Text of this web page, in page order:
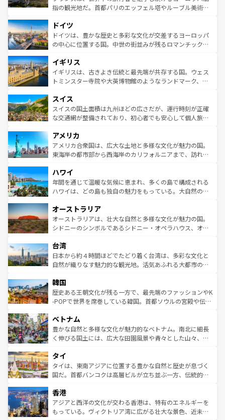
アートに溢れた街角から、地方では古代ローマ遺跡や中世
せる。地方によって風土や気候が異なるスペインはその個
性で訪れる人を魅了する。 なお、新着のスペイン情報は コ
ンテンツ一覧を参照してほしい。
指の観光地だ。首都パリのエッフェル塔やルーブル美術館
で、幅広い魅力が詰まっている。華麗な宮殿、歴史的な大
聖堂、美しいビーチ、そして豊かな自然が、訪れる者を心
から魅了する。また、フランスは美食の国としても知ら
いる。シャンパンの発祥地であるランス、プロヴァンスの
香り高いラベンダー畑など、多彩な楽しみ方が可能だ。さ
らに、パリ以外の地域にも魅力が溢れており、どの街角に
れる地方に足を運ぶとそれぞれで全く異なる文化を体験で
きるだろう。 なお、新着のフランス情報はコンテンツ一覧
を参照してほしい。
ドイツ
ドイツは、豊かな歴史と多彩な文化が交差するヨーロッパ
の中心に位置する国。中世の街並みが残るロマンチック街
顔を持つこの国は、どこを歩いても飽きることがない。ベ
ルリンの文化的活気、バイエルン州のアルプスの絶景、そ
してライン川沿いのワイン畑といった風景は必見。ビール
は、お酒好きな人にはぜひ体験してほしい。 なお、新着の
ドイツ情報はコンテンツ一覧を参照してほしい。
イギリス
イギリスは、古きよき伝統と最先端が共存する国。ウェス
トミンスター寺院や大英博物館のようなランドマーク、歴
リアごとに異なる魅力がある。また、優雅なアフタヌーン
ティー、ビール好きにはたまらない英国パブ、サッカー観
戦など、本場だからこそできる体験も豊富。イギリスを旅
ンツ一覧を参照してほしい。
スイス
スイスの国土面積は九州ほどの広さだが、運行時刻が正確
な交通網が整備されており、初心者でも安心して個人旅行
の建物がそのまま残る町や、スイスならではのユニークな
博物館もあり、アルプス観光だけでなく町歩きも満喫する
ことができる。国民の所得が高いため物価も高いが、旅行
ば市内交通費無料で観光を楽しむこともできる。 なお、新
着のスイス情報はコンテンツ一覧 を参照してほしい。
アメリカ
アメリカ合衆国は、広大な土地と多様な文化が魅力の国。
東海岸の都市部から西海岸のカリフォルニアまで、訪れる
のような巨大都市は、観光、ショッピング、エンターテイ
ンメントが詰まった刺激的なスポットだ。一方、アメリカ
西部には大自然が広がり、グランドキャニオンやイエロー
部のニューオーリンズでは、音楽と美食が融合した独特の
文化が魅力。旅行者はアメリカの各地域で異なる魅力を楽
しみながら、その多様性と豊かな歴史を感じることができ
ならではの贅沢な旅のスタイルだ。 なお、新着のアメリカ
情報はコンテンツ一覧を参照してほしい。
ハワイ
年間を通じて温暖な気候に恵まれ、多くの島で構成される
ハワイは、どの島も独自の魅力をもっている。大自然の神
ワイ島は見逃せない。また、定番の観光地といえばオアフ
島だが、静かな自然を求めるならマウイ島やカウアイ島が
おすすめ。エメラルドグリーンに輝く海をはじめ、豊かな
れるおもてなしの心で訪れる人々を迎えてくれるハワイの
人々、おいしいローカルフードやハワイアンミュージッ
ク、伝統的なフラダンスなど、すべてがハワイの魅力を彩
ワイを、存分に味わってほしい。 なお、新着のハワイ情報
はコンテンツ一覧を参照してほしい。
オーストラリア
オーストラリアは、壮大な自然と多様な文化が魅力の国。
シドニーのシンボルであるシドニー・オペラハウス、オー
リアリーフや大陸中央部にそびえるウルル（エアーズロッ
ク）、タスマニアの美しい原生林やケアンズの熱帯雨林な
ど、見どころがたくさん。また、カフェやワイン、オージ
いる。アクティビティも充実しており、サーフィンやダイ
ビング、ハイキングなど、アウトドア好きにはたまらな
い。オーストラリアの多彩な魅力を存分に味わいつくそ
参照してほしい。
台湾
日本から約４時間ほどでたどり着く台湾は、多彩な文化と
自然が織りなす魅力的な観光地。活気あふれる大都市の台
ン）、静ひつな山岳地帯である台湾東部など、都市の喧騒
と山間の静けさが共存しており、訪れる人に新しい発見と
驚きをもたらしてくれる。また、奥深い台湾の食文化も魅
容にもいいと評判のスイーツなど、バラエティ豊かな料理
が味わえる。 なお、新着の台湾情報は コンテンツ一覧を参
照してほしい。
韓国
歴史ある王朝文化が残る一方で、最先端のファッションやK
-POPで世界を席巻している韓国。首都ソウルの宮殿や伝統
き、地方に足を延ばせば四季折々の自然美を楽しむことが
できる。そして、キムチや焼肉、絶品のストリートフード
まで、さまざまな韓国料理が待っている。夜には、韓国な
リティに包まれながら、韓国の多彩な魅力を心ゆくまで味
わってみてほしい。 なお、新着の韓国情報はコンテンツ一
覧を参照してほしい。
ベトナム
豊かな自然と多様な文化が魅力的なベトナム。南北に細長
く伸びる国土には、広大な田園風景や青々とした山々、世
急速な発展と共に伝統が息づく。ハノイの古い町並みやホ
ーチミン市のフランス統治時代の建物も、独特の雰囲気を
醸し出している。また、バラエティの豊かさとおいしさで
とつ。フォーやバインミー、ベトナムコーヒーなどは、ぜ
ひ現地で味わいたい。どの地域を訪れてもあたたかい人々
が旅行者を迎えてくれるので、きっと忘れられない旅にな
タイ
タイは、東南アジアに位置する豊かな自然と歴史が息づく
国だ。首都バンコクは高層ビルが立ち並ぶ一方、伝統的な
の活気が交差している。北部ではチェンマイなどの山岳地
帯で自然と触れ合い、南部ではプーケットやクラビの美し
いビーチでリゾート気分を楽しむことができる。タイ料理
香港
アジアと西洋の文化が交わる香港は、特有のエネルギーを
もっている。ヴィクトリア湾に広がる壮大な景色、近未来